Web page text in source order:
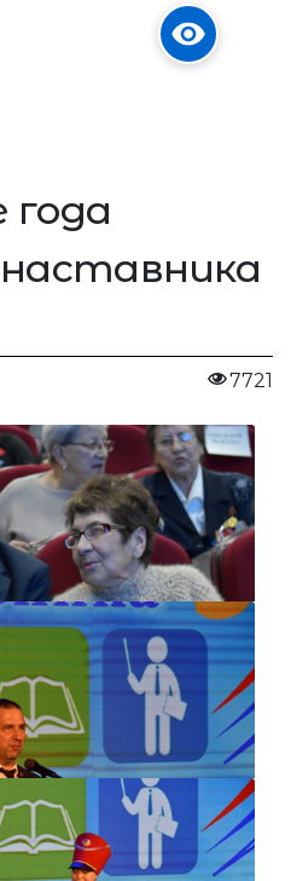
наставника
7721